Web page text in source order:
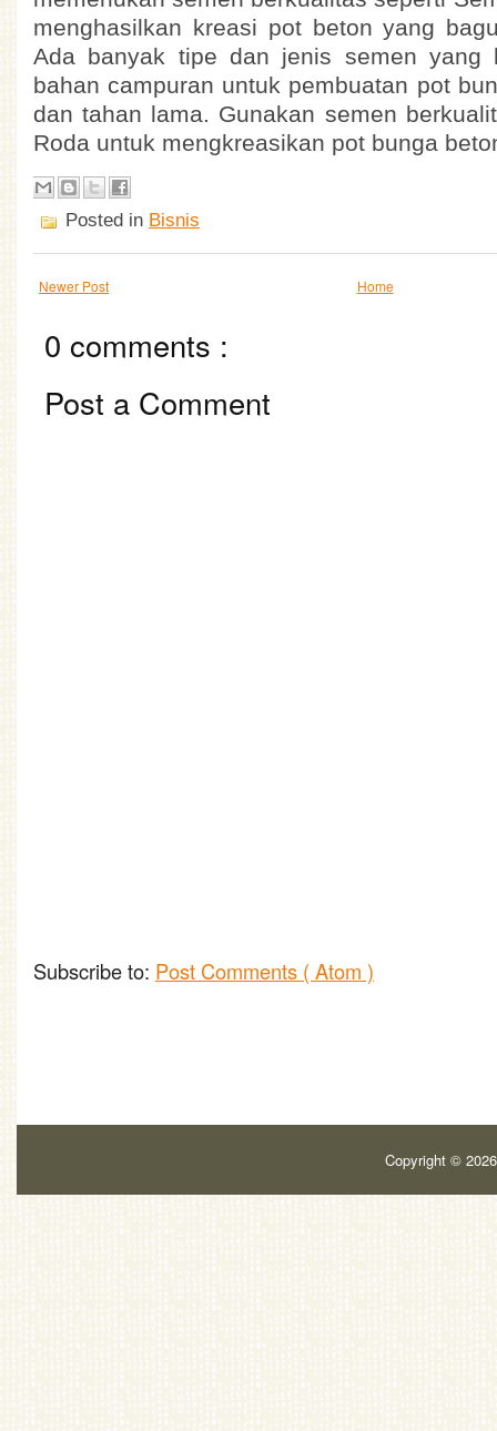
menghasilkan kreasi pot beton yang
Ada banyak tipe dan jenis semen yang
bahan campuran untuk pembuatan pot
dan tahan lama. Gunakan semen
Roda untuk mengkreasikan pot bunga
Posted in Bisnis
Newer Post Home
0 comments :
Post a Comment
Subscribe to: Post Comments ( Atom )
Copyright ©